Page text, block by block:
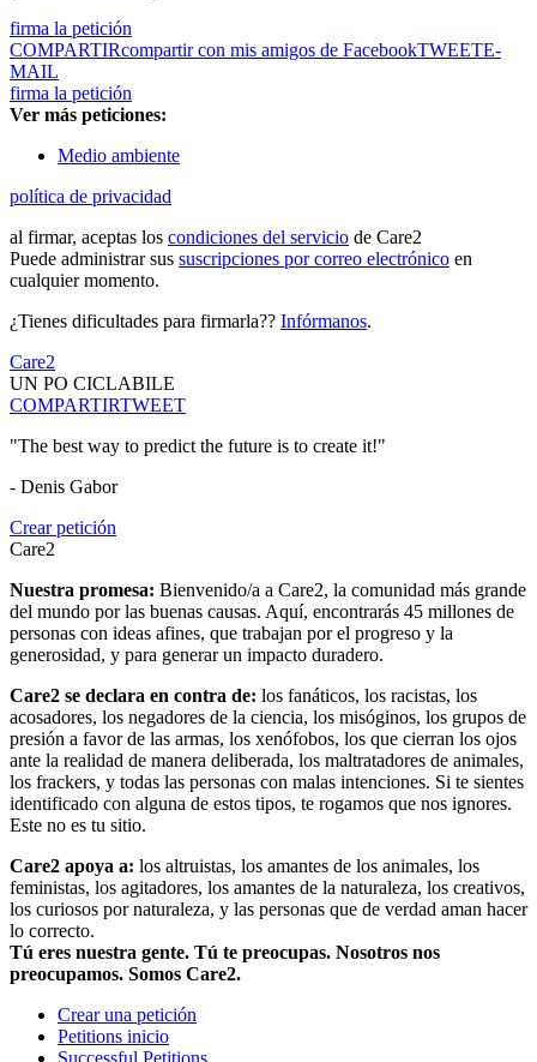
firma la petición
COMPARTIRcompartir con mis amigos de FacebookTWEETE-
MAIL
firma la petición
Ver más peticiones:
Medio ambiente
política de privacidad
al firmar, aceptas los condiciones del servicio de Care2
Puede administrar sus suscripciones por correo electrónico en
cualquier momento.
¿Tienes dificultades para firmarla?? Infórmanos.
Care2
UN PO CICLABILE
COMPARTIRTWEET
"The best way to predict the future is to create it!"
- Denis Gabor
Crear petición
Care2
Nuestra promesa: Bienvenido/a a Care2, la comunidad más grande
del mundo por las buenas causas. Aquí, encontrarás 45 millones de
personas con ideas afines, que trabajan por el progreso y la
generosidad, y para generar un impacto duradero.
Care2 se declara en contra de: los fanáticos, los racistas, los
acosadores, los negadores de la ciencia, los misóginos, los grupos de
presión a favor de las armas, los xenófobos, los que cierran los ojos
ante la realidad de manera deliberada, los maltratadores de animales,
los frackers, y todas las personas con malas intenciones. Si te sientes
identificado con alguna de estos tipos, te rogamos que nos ignores.
Este no es tu sitio.
Care2 apoya a: los altruistas, los amantes de los animales, los
feministas, los agitadores, los amantes de la naturaleza, los creativos,
los curiosos por naturaleza, y las personas que de verdad aman hacer
lo correcto.
Tú eres nuestra gente. Tú te preocupas. Nosotros nos
preocupamos. Somos Care2.
Crear una petición
Petitions inicio